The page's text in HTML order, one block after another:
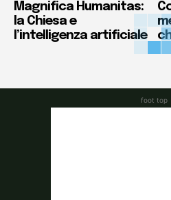
Magnifica Humanitas:
la Chiesa e
l’intelligenza artificiale
foot top